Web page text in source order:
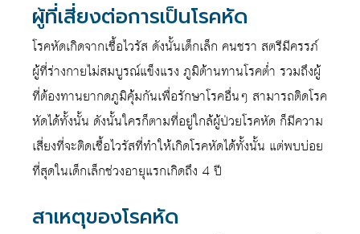
ผู้ที่เสี่ยงต่อการเป็นโรคหัด
โรคหัดเกิดจากเชื้อไวรัส ดังนั้นเด็กเล็ก คนชรา สตรีมีครรภ์
ผู้ที่ร่างกายไม่สมบูรณ์แข็งแรง ภูมิต้านทานโรคต่ำ รวมถึงผู้
ที่ต้องทานยากดภูมิคุ้มกันเพื่อรักษาโรคอื่นๆ สามารถติดโรค
หัดได้ทั้งนั้น ดังนั้นใครก็ตามที่อยู่ใกล้ผู้ป่วยโรคหัด ก็มีความ
เสี่ยงที่จะติดเชื้อไวรัสที่ทำให้เกิดโรคหัดได้ทั้งนั้น แต่พบบ่อย
ที่สุดในเด็กเล็กช่วงอายุแรกเกิดถึง 4 ปี
สาเหตุของโรคหัด